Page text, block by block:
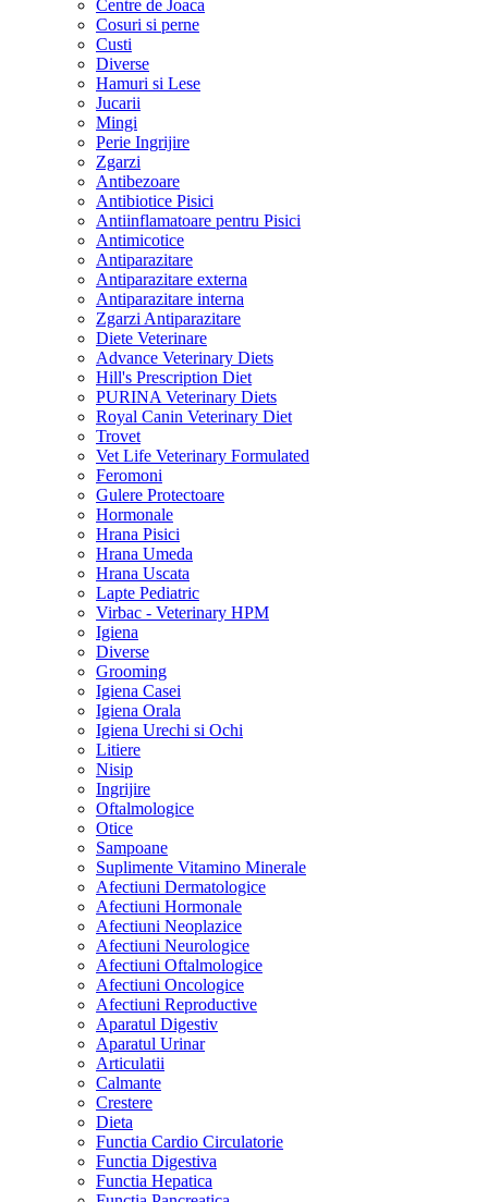
Centre de Joaca
Cosuri si perne
Custi
Diverse
Hamuri si Lese
Jucarii
Mingi
Perie Ingrijire
Zgarzi
Antibezoare
Antibiotice Pisici
Antiinflamatoare pentru Pisici
Antimicotice
Antiparazitare
Antiparazitare externa
Antiparazitare interna
Zgarzi Antiparazitare
Diete Veterinare
Advance Veterinary Diets
Hill's Prescription Diet
PURINA Veterinary Diets
Royal Canin Veterinary Diet
Trovet
Vet Life Veterinary Formulated
Feromoni
Gulere Protectoare
Hormonale
Hrana Pisici
Hrana Umeda
Hrana Uscata
Lapte Pediatric
Virbac - Veterinary HPM
Igiena
Diverse
Grooming
Igiena Casei
Igiena Orala
Igiena Urechi si Ochi
Litiere
Nisip
Ingrijire
Oftalmologice
Otice
Sampoane
Suplimente Vitamino Minerale
Afectiuni Dermatologice
Afectiuni Hormonale
Afectiuni Neoplazice
Afectiuni Neurologice
Afectiuni Oftalmologice
Afectiuni Oncologice
Afectiuni Reproductive
Aparatul Digestiv
Aparatul Urinar
Articulatii
Calmante
Crestere
Dieta
Functia Cardio Circulatorie
Functia Digestiva
Functia Hepatica